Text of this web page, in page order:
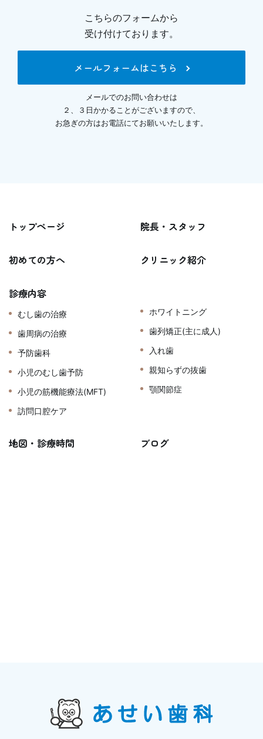
こちらのフォームから
受け付けております。
メールフォームはこちら
メールでのお問い合わせは
２、３日かかることがございますので、
お急ぎの方はお電話にてお願いいたします。
トップページ 院長・スタッフ
初めての方へ クリニック紹介
診療内容
むし歯の治療
歯周病の治療
予防歯科
小児のむし歯予防
小児の筋機能療法(MFT)
訪問口腔ケア
ホワイトニング
歯列矯正(主に成人)
入れ歯
親知らずの抜歯
顎関節症
地図・診療時間 ブログ